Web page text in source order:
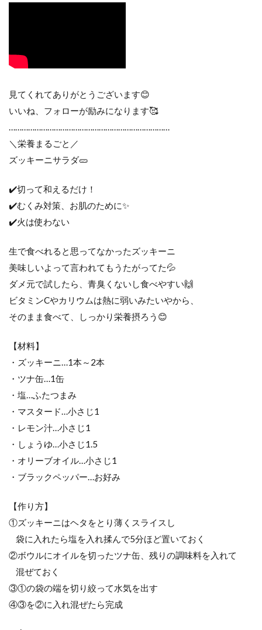
見てくれてありがとうございます😊
いいね、フォローが励みになります🥰
…………………………………………………………………
＼栄養まるごと／
ズッキーニサラダ🥒
✔️切って和えるだけ！
✔️むくみ対策、お肌のために✨
✔️火は使わない
生で食べれると思ってなかったズッキーニ
美味しいよって言われてもうたがってた💦
ダメ元で試したら、青臭くないし食べやすい🙌
ビタミンCやカリウムは熱に弱いみたいやから、
そのまま食べて、しっかり栄養摂ろう😊
【材料】
・ズッキーニ…1本～2本
・ツナ缶…1缶
・塩…ふたつまみ
・マスタード…小さじ1
・レモン汁…小さじ1
・しょうゆ…小さじ1.5
・オリーブオイル…小さじ1
・ブラックペッパー…お好み
【作り方】
①ズッキーニはヘタをとり薄くスライスし
袋に入れたら塩を入れ揉んで5分ほど置いておく
②ボウルにオイルを切ったツナ缶、残りの調味料を入れて
混ぜておく
③①の袋の端を切り絞って水気を出す
④③を②に入れ混ぜたら完成